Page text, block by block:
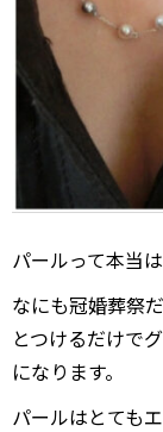
パールって本当
なにも冠婚葬祭
とつけるだけで
になります。
パールはとても